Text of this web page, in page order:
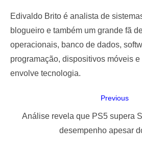
Edivaldo Brito é analista de
blogueiro e também um grande fã
operacionais, banco de dados,
programação, dispositivos móveis
envolve tecnologia.
de
Previous
Previous
Análise revela que PS5 supera
desempenho apesar